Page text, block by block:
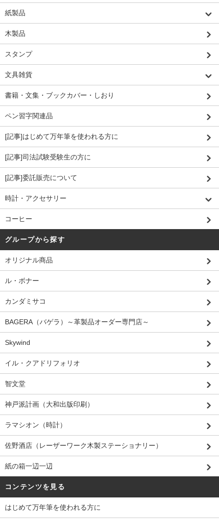
紙製品
木製品
スタンプ
文具雑貨
書籍・文集・ブックカバー・しおり
ペン習字関連品
[記事]はじめて万年筆を使われる方に
[記事]司法試験受験生の方に
[記事]委託販売について
時計・アクセサリー
コーヒー
グループから探す
オリジナル商品
ル・ボナー
カンダミサコ
BAGERA（バゲラ）～革製品オーダー専門店～
Skywind
イル・クアドリフォリオ
智文堂
神戸派計画（大和出版印刷）
ラマシオン（時計）
佐野酒店（レーザーワーク木製ステーショナリー）
紙の箱一辺一辺
コンテンツを見る
はじめて万年筆を使われる方に